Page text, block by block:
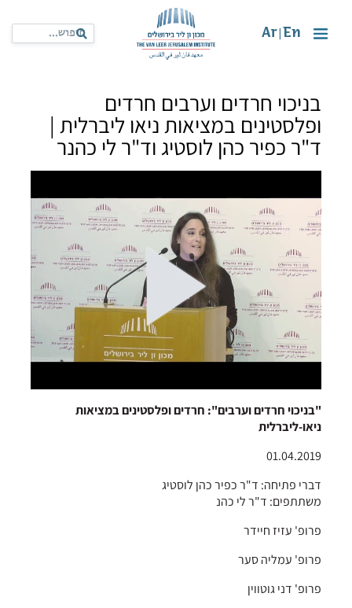
En
Ar
בניכוי חרדים וערבים חרדים
ופלסטינים במציאות ניאו ליברלית |
ד"ר כפיר כהן לוסטיג וד"ר לי כהנר
"בניכוי חרדים וערבים": חרדים ופלסטינים במציאות
ניאו-ליברלית
01.04.2019
דברי פתיחה: ד"ר כפיר כהן לוסטיג
משתתפים: ד"ר לי כהנ
פרופ' עזיז חיידר
פרופ' עמליה סער
פרופ' דני גוטווין